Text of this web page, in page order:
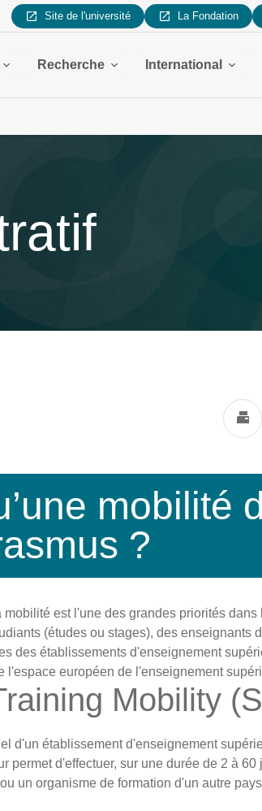
Site de l'université La Fondation
Recherche International
mobilité
?
est l'une des grandes priorités
(études ou stages), des enseignants
des établissements d'enseignement
l'espace européen de l'enseignement
Mobility
d'un établissement d'enseignement
permet d'effectuer, sur une durée de 2 à
un organisme de formation d'un autre